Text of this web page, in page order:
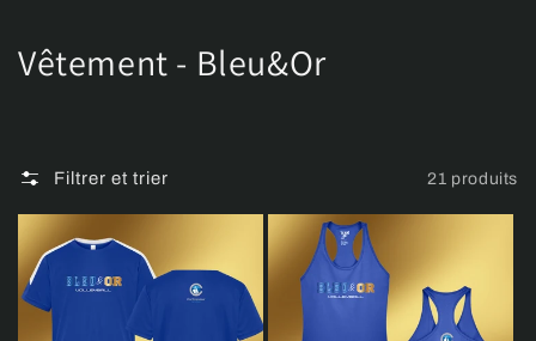
C
l
e
c
Vêtement - Bleu&Or
Filtrer et trier 21 produits